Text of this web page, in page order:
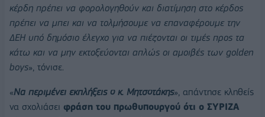
κέρδη πρέπει να φορολογηθούν και διατίμηση στο κέρδος
πρέπει να μπει και να τολμήσουμε να επαναφέρουμε την
ΔΕΗ υπό δημόσιο έλεγχο για να πιέζονται οι τιμές προς τα
κάτω και να μην εκτοξεύονται απλώς οι αμοιβές των golden
boys», τόνισε.
«Να περιμένει εκπλήξεις ο κ. Μητσοτάκης», απάντησε κληθείς
να σχολιάσει φράση του πρωθυπουργού ότι ο ΣΥΡΙΖΑ